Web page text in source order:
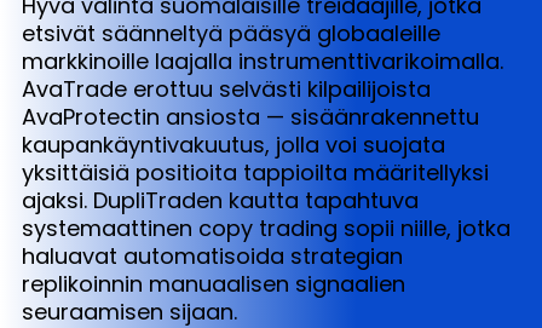
etsivät säänneltyä pääsyä globaaleille
markkinoille laajalla instrumenttivarikoimalla.
AvaTrade erottuu selvästi kilpailijoista
AvaProtectin ansiosta — sisäänrakennettu
kaupankäyntivakuutus, jolla voi suojata
yksittäisiä positioita tappioilta määritellyksi
ajaksi. DupliTraden kautta tapahtuva
systemaattinen copy trading sopii niille, jotka
haluavat automatisoida strategian
replikoinnin manuaalisen signaalien
seuraamisen sijaan.